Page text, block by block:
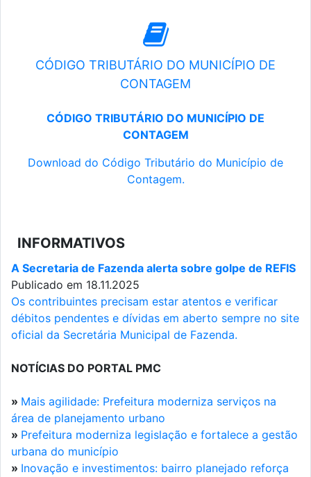
CÓDIGO TRIBUTÁRIO DO MUNICÍPIO DE
CONTAGEM
CÓDIGO TRIBUTÁRIO DO MUNICÍPIO DE
CONTAGEM
Download do Código Tributário do Município de
Contagem.
INFORMATIVOS
A Secretaria de Fazenda alerta sobre golpe de REFIS
Publicado em 18.11.2025
Os contribuintes precisam estar atentos e verificar
débitos pendentes e dívidas em aberto sempre no site
oficial da Secretária Municipal de Fazenda.
NOTÍCIAS DO PORTAL PMC
» Mais agilidade: Prefeitura moderniza serviços na
área de planejamento urbano
» Prefeitura moderniza legislação e fortalece a gestão
urbana do município
» Inovação e investimentos: bairro planejado reforça